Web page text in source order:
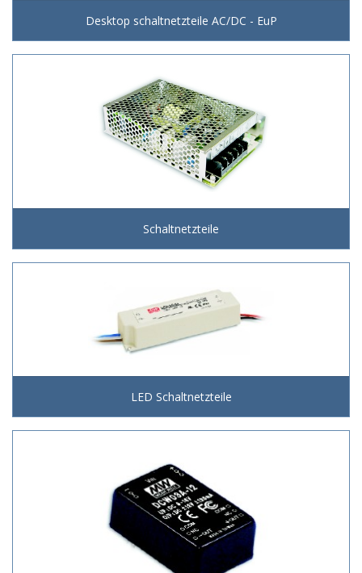
Desktop schaltnetzteile AC/DC - EuP
Schaltnetzteile
LED Schaltnetzteile